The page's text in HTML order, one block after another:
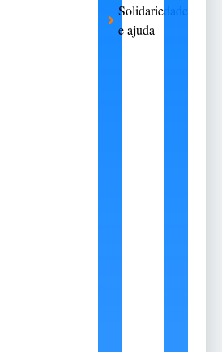
Solidariedade
e ajuda